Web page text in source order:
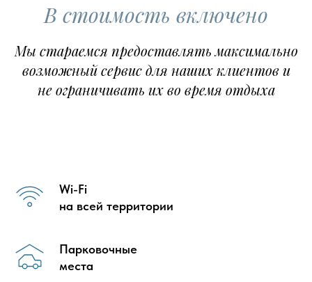
В стоимость включено
Мы стараемся предоставлять максимально
возможный сервис для наших клиентов и
не ограничивать их во время отдыха
Wi-Fi
на всей территории
Парковочные
места